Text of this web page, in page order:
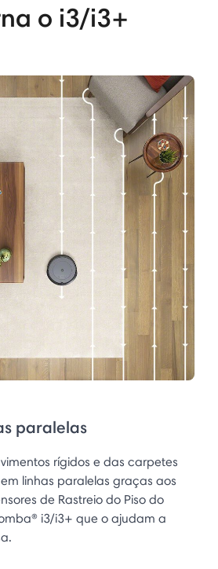
o i3/i3+
paralelas
rígidos e das carpetes
linhas paralelas graças aos
de Rastreio do Piso do
i3/i3+ que o ajudam a